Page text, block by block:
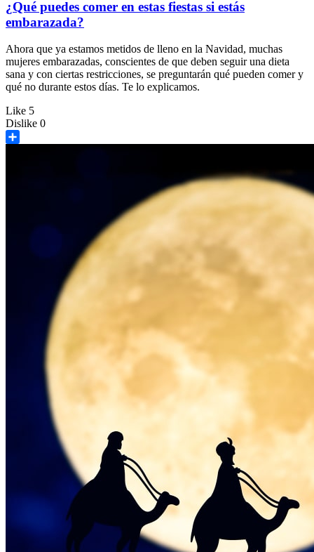
¿Qué puedes comer en estas fiestas si estás
embarazada?
Ahora que ya estamos metidos de lleno en la Navidad, muchas
mujeres embarazadas, conscientes de que deben seguir una dieta
sana y con ciertas restricciones, se preguntarán qué pueden comer y
qué no durante estos días. Te lo explicamos.
Like 5
Dislike 0